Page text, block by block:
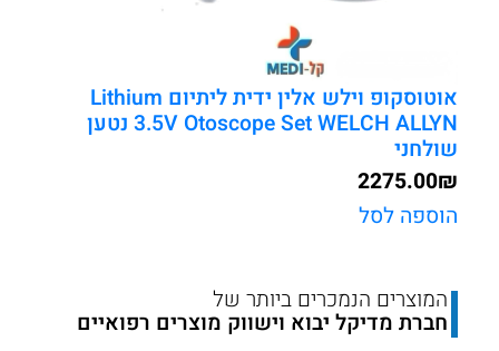
אוטוסקופ וילש אלין ידית ליתיום Lithium
3.5V Otoscope Set WELCH ALLYN נטען
שולחני
₪
2275.00
הוספה לסל
המוצרים הנמכרים ביותר של
חברת מדיקל יבוא וישווק מוצרים רפואיים